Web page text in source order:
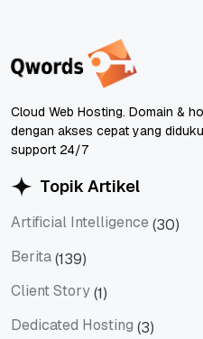
Cloud Web Hosting. Domain &
dengan akses cepat yang
support 24/7
Topik Artikel
Artificial Intelligence (30)
Berita(139)
Client Story(1)
Dedicated Hosting (3)